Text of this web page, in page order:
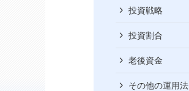
投資戦略
投資割合
老後資金
その他の運用法